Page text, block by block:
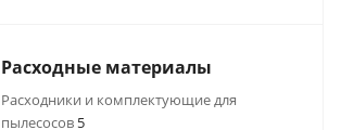
Расходные материалы
Расходники и комплектующие для
пылесосов 5